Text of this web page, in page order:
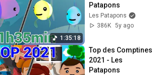
1:35:18
Patapons
Les Patapons
386K 5y ago
Top des Comptines
2021 - Les
Patapons